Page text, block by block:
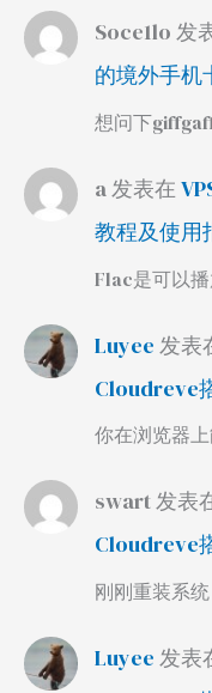
Soce1lo 发
的境外手机
想问下
a发表在
教程及使用
Flac是可以
Luyee 发表
Cloudreve
你在浏览器
swart发表
Cloudreve
刚刚重装系
Luyee 发表